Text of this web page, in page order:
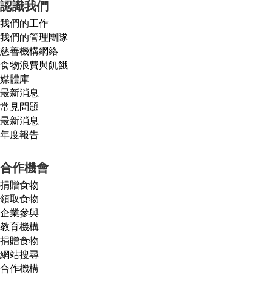
認識我們
我們的工作
我們的管理團隊
慈善機構網絡
食物浪費與飢餓
媒體庫
最新消息
常見問題
最新消息
年度報告
合作機會
捐贈食物
領取食物
企業參與
教育機構
捐贈食物
網站搜尋
合作機構